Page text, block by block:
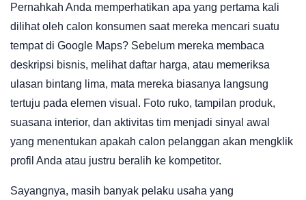
Pernahkah Anda memperhatikan apa yang pertama kali
dilihat oleh calon konsumen saat mereka mencari suatu
tempat di Google Maps? Sebelum mereka membaca
deskripsi bisnis, melihat daftar harga, atau memeriksa
ulasan bintang lima, mata mereka biasanya langsung
tertuju pada elemen visual. Foto ruko, tampilan produk,
suasana interior, dan aktivitas tim menjadi sinyal awal
yang menentukan apakah calon pelanggan akan mengklik
profil Anda atau justru beralih ke kompetitor.
Sayangnya, masih banyak pelaku usaha yang